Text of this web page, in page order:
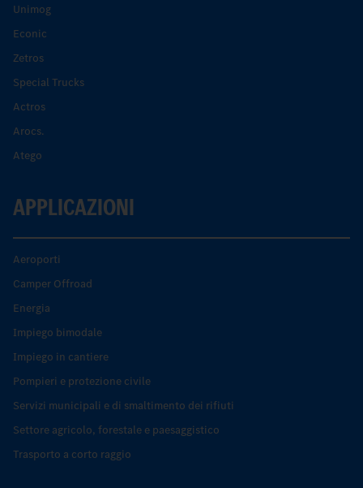
Unimog
Econic
Zetros
Special Trucks
Actros
Arocs.
Atego
APPLICAZIONI
Aeroporti
Camper Offroad
Energia
Impiego bimodale
Impiego in cantiere
Pompieri e protezione civile
Servizi municipali e di smaltimento dei rifiuti
Settore agricolo, forestale e paesaggistico
Trasporto a corto raggio